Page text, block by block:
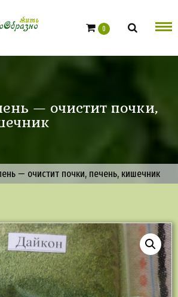
0
— очистит почки,
— очистит почки, печень, кишечник